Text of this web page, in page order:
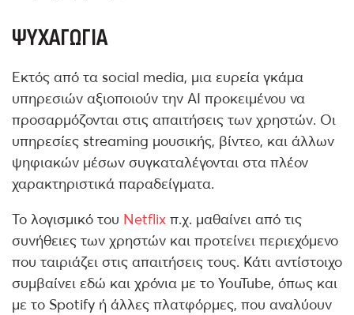
ΨΥΧΑΓΩΓΊΑ
Εκτός από τα social media, μια ευρεία γκάμα
υπηρεσιών αξιοποιούν την ΑΙ προκειμένου να
προσαρμόζονται στις απαιτήσεις των χρηστών. Οι
υπηρεσίες streaming μουσικής, βίντεο, και άλλων
ψηφιακών μέσων συγκαταλέγονται στα πλέον
χαρακτηριστικά παραδείγματα.
Το λογισμικό του Netflix π.χ. μαθαίνει από τις
συνήθειες των χρηστών και προτείνει περιεχόμενο
που ταιριάζει στις απαιτήσεις τους. Κάτι αντίστοιχο
συμβαίνει εδώ και χρόνια με το YouTube, όπως και
με το Spotify ή άλλες πλατφόρμες, που αναλύουν